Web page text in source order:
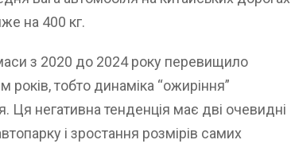
на 400 кг.
з 2020 до 2024 року перевищило
років, тобто динаміка “ожиріння”
Ця негативна тенденція має дві очевидні
і зростання розмірів самих